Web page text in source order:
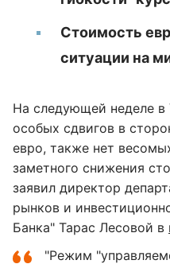
Стоимость
ситуации на
На следующей неделе в
особых сдвигов в
евро, также нет
заметного снижения
заявил директор
рынков и
Банка" Тарас Лесовой в
"Режим